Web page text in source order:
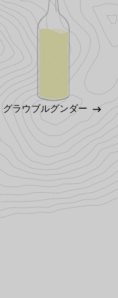
グラウブルグンダー